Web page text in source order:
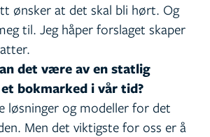
ønsker at det skal bli hørt. Og
til. Jeg håper forslaget skaper
det være av en statlig
bokmarked i vår tid?
løsninger og modeller for det
Men det viktigste for oss er å